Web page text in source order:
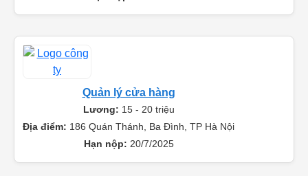
Hạn nộp:30/8/2025
Quản lý cửa hàng
Lương:15 - 20 triệu
186 Quán Thánh, Ba Đình, TP Hà Nội
Hạn nộp:20/7/2025